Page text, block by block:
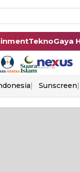
TeknoGaya
Sunscreen